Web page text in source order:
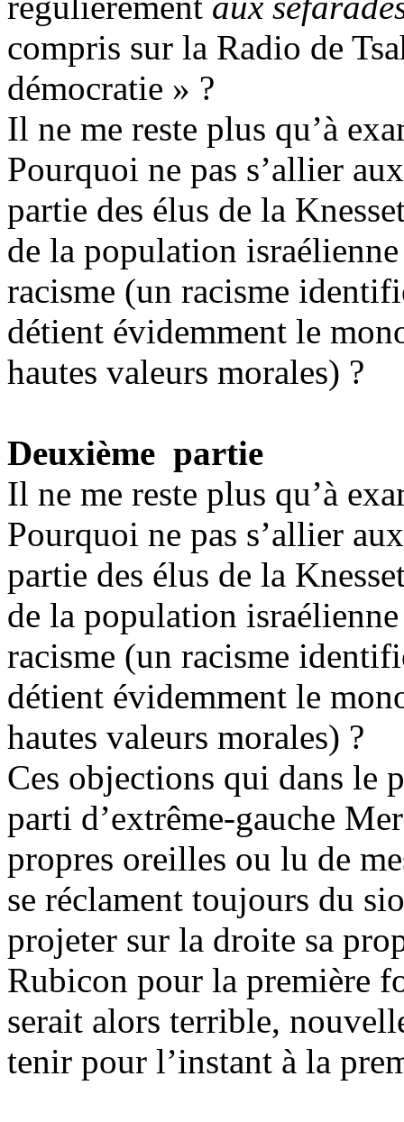
compris sur la Radio de
démocratie » ?
Il ne me reste plus qu’à
Pourquoi ne pas s’allier
partie des élus de la
de la population
racisme (un racisme
détient évidemment le
hautes valeurs morales) ?
Deuxième partie
Il ne me reste plus qu’à
Pourquoi ne pas s’allier
partie des élus de la
de la population
racisme (un racisme
détient évidemment le
hautes valeurs morales) ?
Ces objections qui dans le
parti d’extrême-gauche
propres oreilles ou lu de
se réclament toujours du
projeter sur la droite sa
Rubicon pour la première
serait alors terrible,
tenir pour l’instant à la